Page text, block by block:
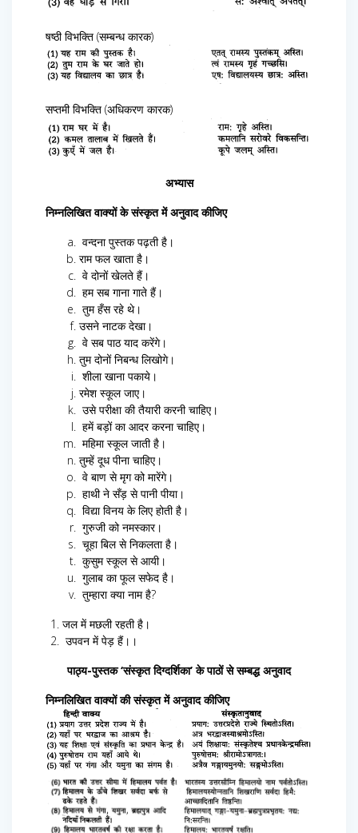
षष्ठी विभक्ति (सम्बन्ध कारक)
सप्तमी विभक्ति (अधिकरण कारक)
अभ्यास
निम्नलिखित वाक्यों के संस्कृत में अनुवाद कीजिए
वन्दना पुस्तक पढ़ती है।
राम फल खाता है।
वे दोनों खेलते हैं।
हम सब गाना गाते हैं।
तुम हँस रहे थे।
उसने नाटक देखा।
वे सब पाठ याद करेंगे।
तुम दोनों निबन्ध लिखोगे।
शीला खाना पकाये।
रमेश स्कूल जाए।
उसे परीक्षा की तैयारी करनी चाहिए।
हमें बड़ों का आदर करना चाहिए।
महिमा स्कूल जाती है।
तुम्हें दूध पीना चाहिए।
वे बाण से मृग को मारेंगे।
हाथी ने सँड़ से पानी पीया।
विद्या विनय के लिए होती है।
गुरुजी को नमस्कार।
चूहा बिल से निकलता है।
कुसुम स्कूल से आयी।
गुलाब का फूल सफेद है।
तुम्हारा क्या नाम है?
जल में मछली रहती है।
उपवन में पेड़ हैं।।
पाठ्य-पुस्तक ‘संस्कृत दिग्दर्शिका’ के पाठों से सम्बद्ध अनुवाद
निम्नलिखित वाक्यों की संस्कृत में अनुवाद कीजिए